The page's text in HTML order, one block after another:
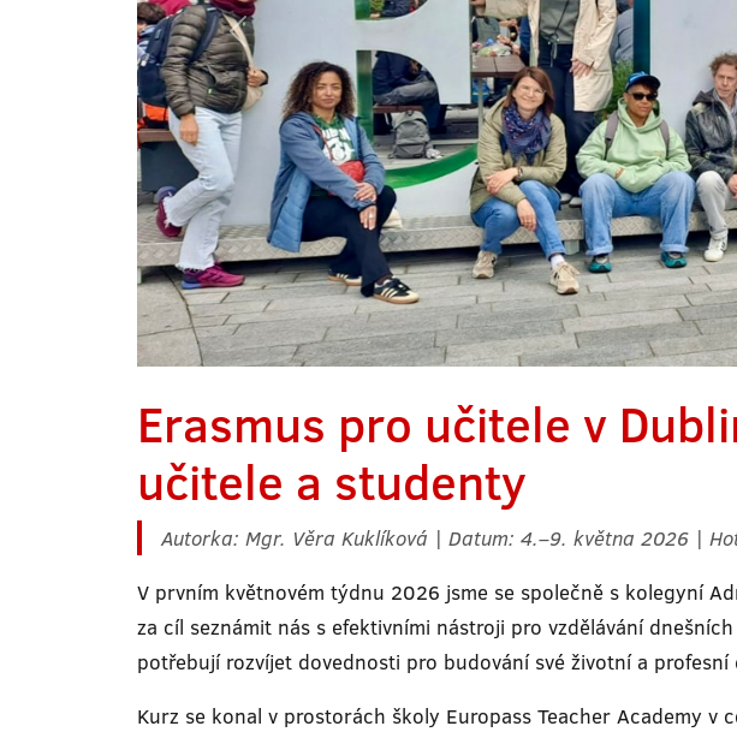
Erasmus pro učitele v
učitele a studenty
Autorka: Mgr. Věra Kuklíková | Datum: 4.–9. května 2026 |
V prvním květnovém týdnu 2026 jsme se společně s kolegyní
za cíl seznámit nás s efektivními nástroji pro vzdělávání
potřebují rozvíjet dovednosti pro budování své životní a profesní
Kurz se konal v prostorách školy Europass Teacher Academy